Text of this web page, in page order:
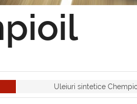
Uleiuri sintetice